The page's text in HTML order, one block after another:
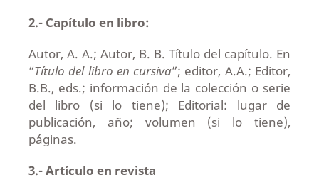
2.- Capítulo en libro:
Autor, A. A.; Autor, B. B. Título del capítulo. En
“Título del libro en cursiva”; editor, A.A.; Editor,
B.B., eds.; información de la colección o serie
del libro (si lo tiene); Editorial: lugar de
publicación, año; volumen (si lo tiene),
páginas.
3.- Artículo en revista